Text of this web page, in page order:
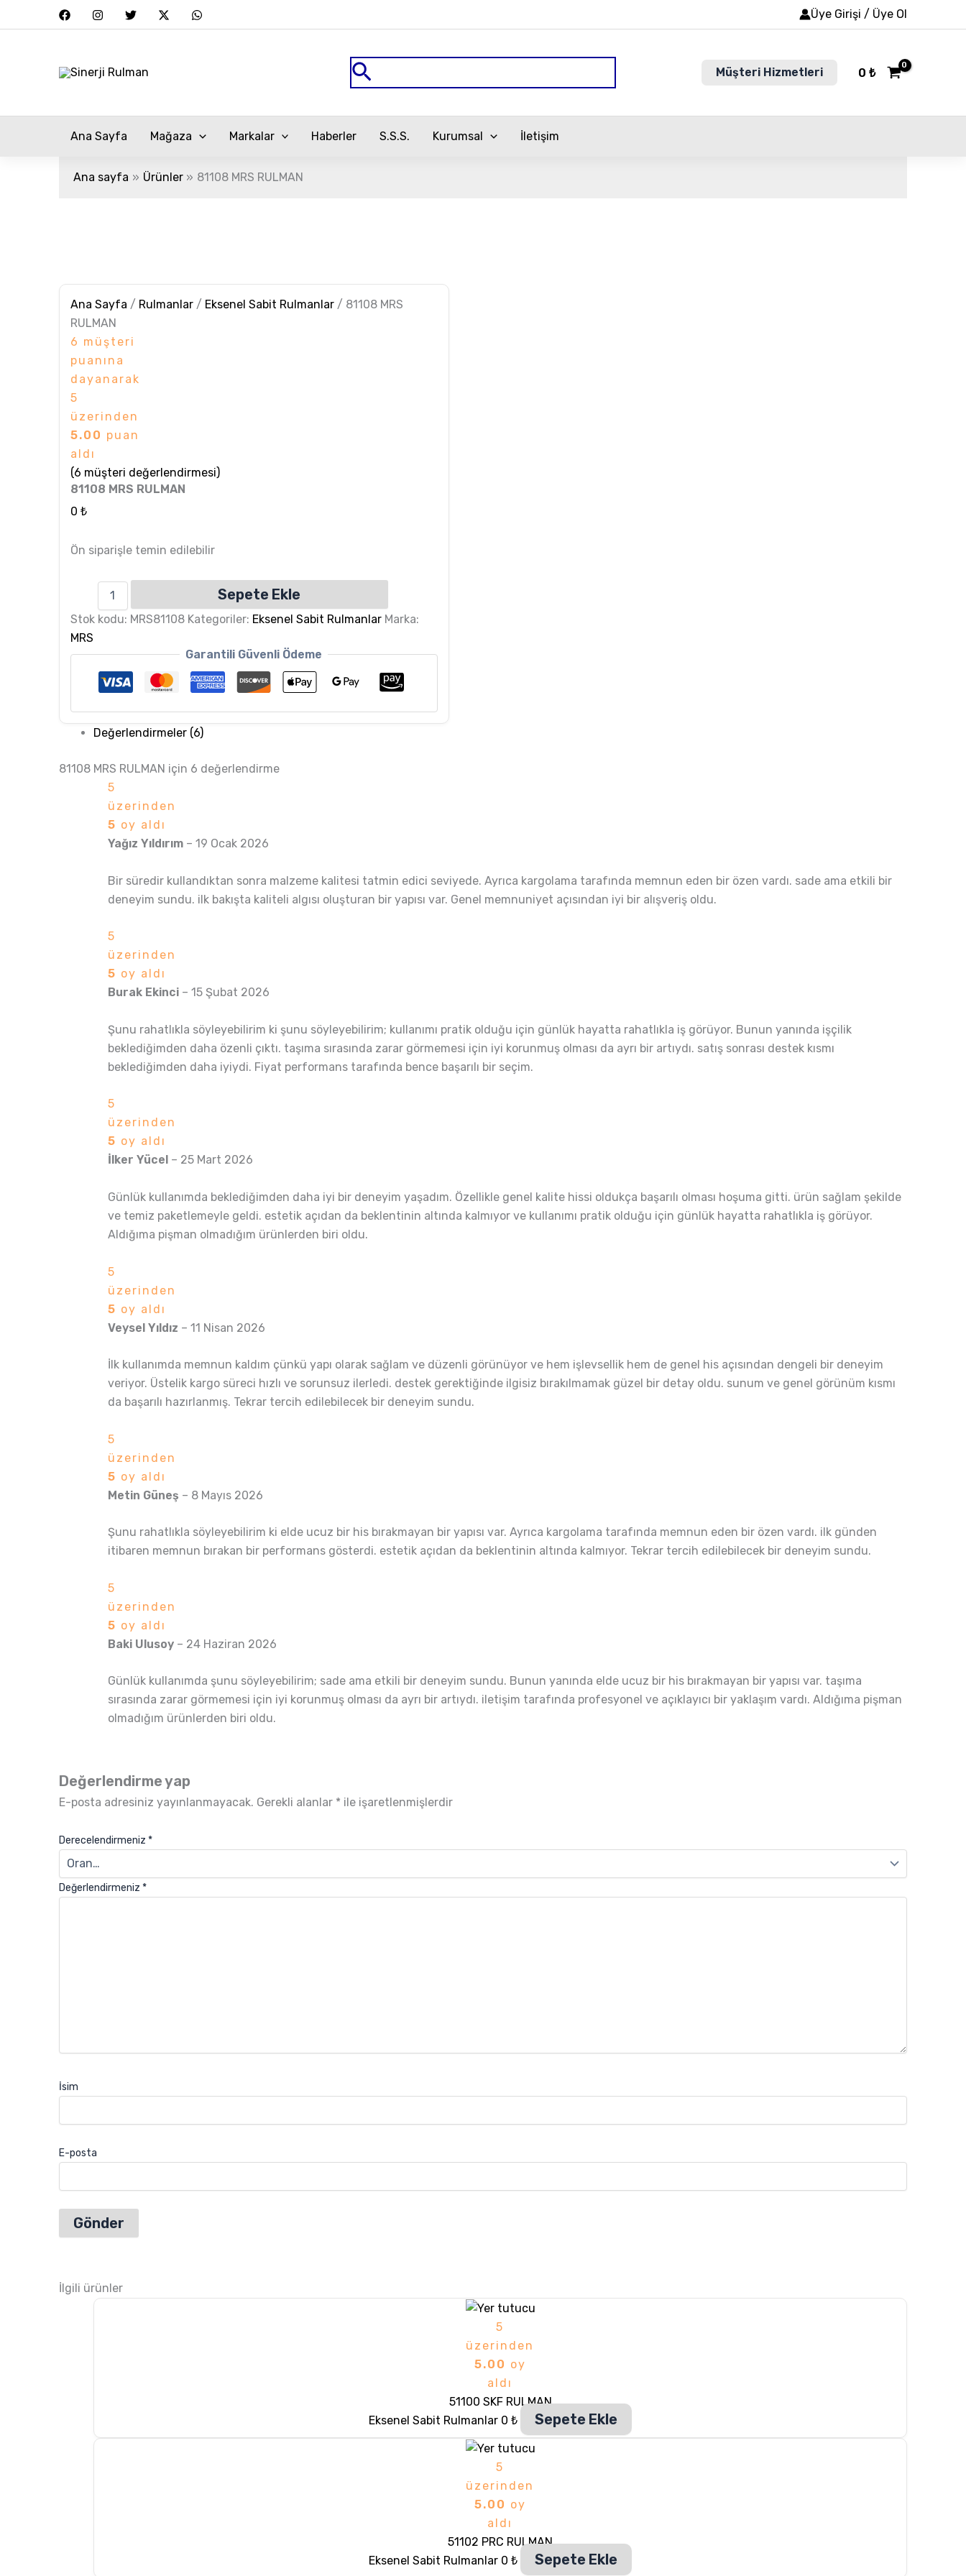
atla
Üye Girişi / Üye Ol
Arama Müşteri Hizmetleri 0 ₺
Ana Sayfa Mağaza Markalar Haberler S.S.S. Kurumsal İletişim
Ana sayfa Ürünler 81108 MRS RULMAN
Ana Sayfa / Rulmanlar / Eksenel Sabit Rulmanlar / 81108 MRS
RULMAN
6 müşteri
puanına
dayanarak
5
üzerinden
5.00 puan
aldı
(6 müşteri değerlendirmesi)
81108 MRS RULMAN
0 ₺
Ön siparişle temin edilebilir
MRS
Sepete Ekle
Stok kodu: MRS81108 Kategoriler: Eksenel Sabit Rulmanlar Marka:
MRS
Garantili Güvenli Ödeme
Değerlendirmeler (6)
81108 MRS RULMAN için 6 değerlendirme
5
üzerinden
5 oy aldı
Yağız Yıldırım – 19 Ocak 2026
Bir süredir kullandıktan sonra malzeme kalitesi tatmin edici seviyede. Ayrıca kargolama tarafında memnun eden bir özen vardı. sade ama etkili bir
deneyim sundu. ilk bakışta kaliteli algısı oluşturan bir yapısı var. Genel memnuniyet açısından iyi bir alışveriş oldu.
5
üzerinden
5 oy aldı
Burak Ekinci – 15 Şubat 2026
Şunu rahatlıkla söyleyebilirim ki şunu söyleyebilirim; kullanımı pratik olduğu için günlük hayatta rahatlıkla iş görüyor. Bunun yanında işçilik
beklediğimden daha özenli çıktı. taşıma sırasında zarar görmemesi için iyi korunmuş olması da ayrı bir artıydı. satış sonrası destek kısmı
beklediğimden daha iyiydi. Fiyat performans tarafında bence başarılı bir seçim.
5
üzerinden
5 oy aldı
İlker Yücel – 25 Mart 2026
Günlük kullanımda beklediğimden daha iyi bir deneyim yaşadım. Özellikle genel kalite hissi oldukça başarılı olması hoşuma gitti. ürün sağlam şekilde
ve temiz paketlemeyle geldi. estetik açıdan da beklentinin altında kalmıyor ve kullanımı pratik olduğu için günlük hayatta rahatlıkla iş görüyor.
Aldığıma pişman olmadığım ürünlerden biri oldu.
5
üzerinden
5 oy aldı
Veysel Yıldız – 11 Nisan 2026
İlk kullanımda memnun kaldım çünkü yapı olarak sağlam ve düzenli görünüyor ve hem işlevsellik hem de genel his açısından dengeli bir deneyim
veriyor. Üstelik kargo süreci hızlı ve sorunsuz ilerledi. destek gerektiğinde ilgisiz bırakılmamak güzel bir detay oldu. sunum ve genel görünüm kısmı
da başarılı hazırlanmış. Tekrar tercih edilebilecek bir deneyim sundu.
5
üzerinden
5 oy aldı
Metin Güneş – 8 Mayıs 2026
Şunu rahatlıkla söyleyebilirim ki elde ucuz bir his bırakmayan bir yapısı var. Ayrıca kargolama tarafında memnun eden bir özen vardı. ilk günden
itibaren memnun bırakan bir performans gösterdi. estetik açıdan da beklentinin altında kalmıyor. Tekrar tercih edilebilecek bir deneyim sundu.
5
üzerinden
5 oy aldı
Baki Ulusoy – 24 Haziran 2026
Günlük kullanımda şunu söyleyebilirim; sade ama etkili bir deneyim sundu. Bunun yanında elde ucuz bir his bırakmayan bir yapısı var. taşıma
sırasında zarar görmemesi için iyi korunmuş olması da ayrı bir artıydı. iletişim tarafında profesyonel ve açıklayıcı bir yaklaşım vardı. Aldığıma pişman
olmadığım ürünlerden biri oldu.
Değerlendirme yap
E-posta adresiniz yayınlanmayacak. Gerekli alanlar * ile işaretlenmişlerdir
Derecelendirmeniz *
Değerlendirmeniz *
İsim
E-posta
İlgili ürünler
5
üzerinden
5.00 oy
aldı
51100 SKF RULMAN
Eksenel Sabit Rulmanlar 0 ₺ Sepete Ekle
5
üzerinden
5.00 oy
aldı
51102 PRC RULMAN
Eksenel Sabit Rulmanlar 0 ₺ Sepete Ekle